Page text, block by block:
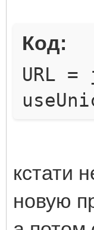
Код:
URL
кстати
новую